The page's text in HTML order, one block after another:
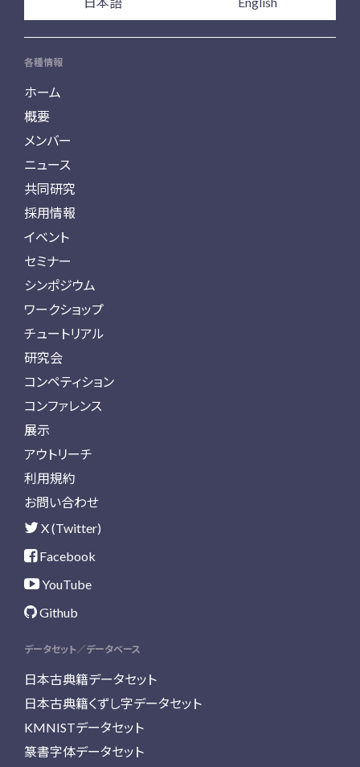
各種情報
ホーム
概要
メンバー
ニュース
共同研究
採用情報
イベント
セミナー
シンポジウム
ワークショップ
チュートリアル
研究会
コンペティション
コンファレンス
展示
アウトリーチ
利用規約
お問い合わせ
X (Twitter)
Facebook
YouTube
Github
データセット／データベース
日本古典籍データセット
日本古典籍くずし字データセット
KMNISTデータセット
篆書字体データセット